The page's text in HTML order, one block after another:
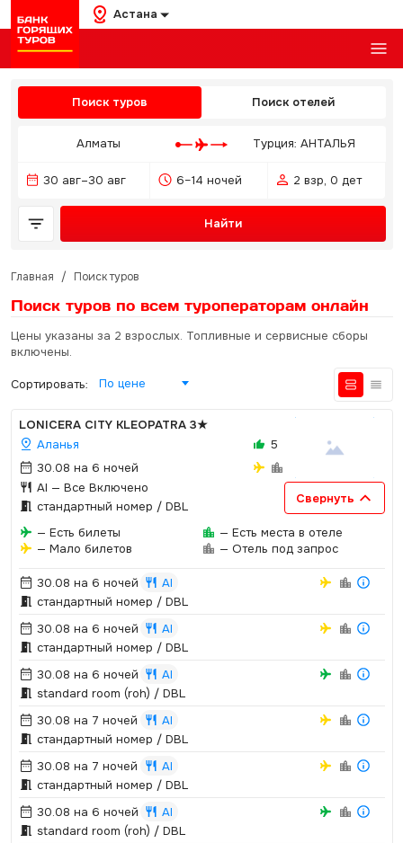
Астана
Поиск туров Поиск отелей
Алматы Турция: АНТАЛЬЯ
30 авг–30 авг 6–14 ночей 2 взр, 0 дет
Найти
Главная / Поиск туров
Поиск туров по всем туроператорам онлайн
Цены указаны за 2 взрослых. Топливные и сервисные сборы
включены.
Сортировать: По цене
LONICERA CITY KLEOPATRA 3★
Аланья
30.08 на 6 ночей
AI — Все Включено
5
стандартный номер / DBL
Свернуть
— Есть билеты
— Мало билетов
— Есть места в отеле
— Отель под запрос
30.08 на 6 ночей
AI
стандартный номер / DBL
30.08 на 6 ночей
AI
стандартный номер / DBL
30.08 на 6 ночей
AI
standard room (roh) / DBL
30.08 на 7 ночей
AI
стандартный номер / DBL
30.08 на 7 ночей
AI
стандартный номер / DBL
30.08 на 6 ночей
AI
standard room (roh) / DBL